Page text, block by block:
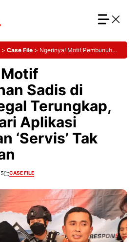
> Case File > Ngerinya! Motif Pembunuhan
Sadis di
Terungkap,
Aplikasi
‘Servis’ Tak
CASE FILE